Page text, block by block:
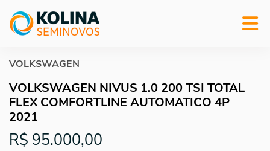
VOLKSWAGEN
VOLKSWAGEN NIVUS 1.0 200 TSI TOTAL
FLEX COMFORTLINE AUTOMATICO 4P
2021
R$ 95.000,00